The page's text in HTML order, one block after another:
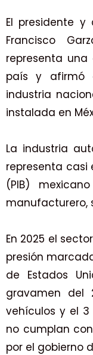
El presidente y
Francisco
representa
país y afirmó
industria
instalada en
La industria
representa casi
(PIB)
manufacturero,
En 2025 el
presión
de Estados
gravamen del
vehículos y el
no cumplan
por el gobierno